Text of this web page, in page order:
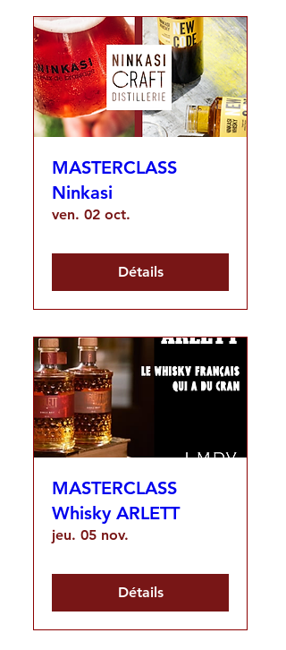
MASTERCLASS
Ninkasi
ven. 02 oct.
Détails
MASTERCLASS
Whisky ARLETT
jeu. 05 nov.
Détails